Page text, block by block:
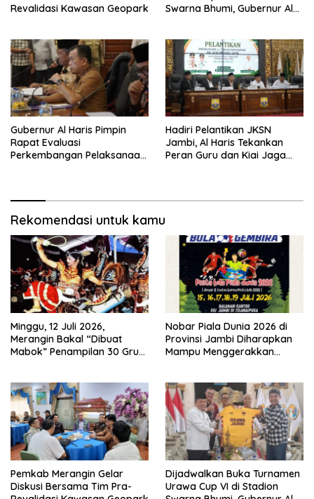
Revalidasi Kawasan Geopark
Swarna Bhumi, Gubernur Al
Gubernur Al Haris Pimpin
Rapat Evaluasi
Perkembangan Pelaksanaan
Hadiri Pelantikan JKSN
Jambi, Al Haris Tekankan
Peran Guru dan Kiai Jaga
Rekomendasi untuk kamu
Minggu, 12 Juli 2026,
Merangin Bakal “Dibuat
Mabok” Penampilan 30 Grup
Nobar Piala Dunia 2026 di
Provinsi Jambi Diharapkan
Mampu Menggerakkan
Pemkab Merangin Gelar
Diskusi Bersama Tim Pra-
Dijadwalkan Buka Turnamen
Urawa Cup VI di Stadion